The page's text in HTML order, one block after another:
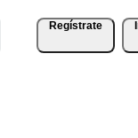
Regístrate